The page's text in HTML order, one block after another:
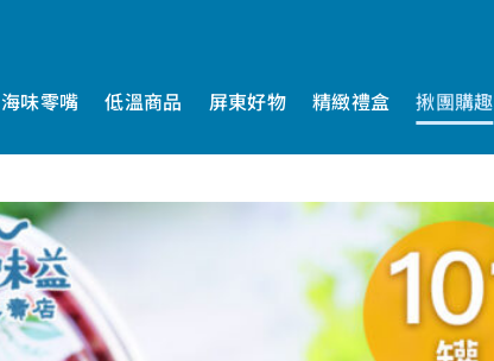
海味零嘴 低溫商品 屏東好物 精緻禮盒 揪團購趣